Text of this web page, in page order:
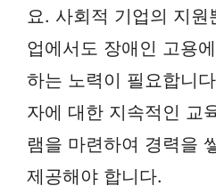
요. 사회적 기업의 지원
업에서도 장애인 고용
하는 노력이 필요합니
자에 대한 지속적인 교
램을 마련하여 경력을
제공해야 합니다.